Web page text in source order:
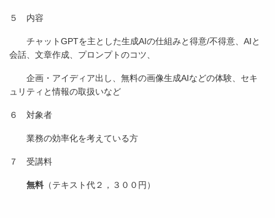
５ 内容
チャットGPTを主とした生成AIの仕組みと得意/不得意、AIと
会話、文章作成、プロンプトのコツ、
企画・アイディア出し、無料の画像生成AIなどの体験、セキ
ュリティと情報の取扱いなど
６ 対象者
業務の効率化を考えている方
７ 受講料
無料 （テキスト代２，３００円）